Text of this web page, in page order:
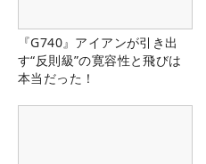
『G740』アイアンが引き出
す“反則級”の寛容性と飛びは
本当だった！